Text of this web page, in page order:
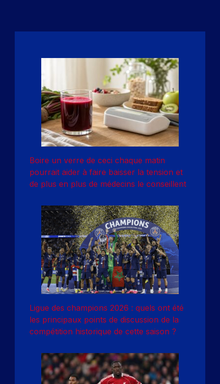
Boire un verre de ceci chaque matin
pourrait aider à faire baisser la tension et
de plus en plus de médecins le conseillent
Ligue des champions 2026 : quels ont été
les principaux points de discussion de la
compétition historique de cette saison ?